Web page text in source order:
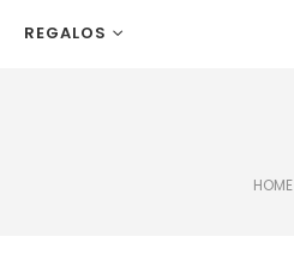
REGALOS
HOME